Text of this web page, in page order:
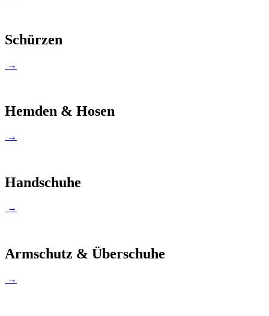
Schürzen
→
Hemden & Hosen
→
Handschuhe
→
Armschutz & Überschuhe
→